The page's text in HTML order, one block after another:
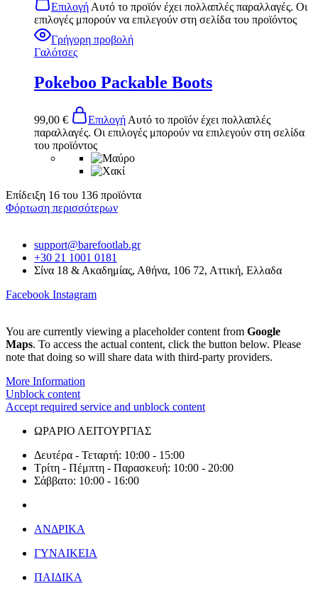
ΕπιλογήΑυτό το προϊόν έχει πολλαπλές παραλλαγές. Οι
επιλογές μπορούν να επιλεγούν στη σελίδα του προϊόντος
Γρήγορη προβολή
Γαλότσες
Pokeboo Packable Boots
99,00 € Επιλογή Αυτό το προϊόν έχει πολλαπλές
παραλλαγές. Οι επιλογές μπορούν να επιλεγούν στη σελίδα
του προϊόντος
Επίδειξη 16 του 136 προϊόντα
Φόρτωση περισσότερων
support@barefootlab.gr
+30 21 1001 0181
Σίνα 18 & Ακαδημίας, Αθήνα, 106 72, Αττική, Ελλαδα
Facebook Instagram
You are currently viewing a placeholder content from Google
Maps. To access the actual content, click the button below. Please
note that doing so will share data with third-party providers.
More Information
Unblock content
Accept required service and unblock content
ΩΡΑΡΙΟ ΛΕΙΤΟΥΡΓΙΑΣ
Δευτέρα - Τεταρτή: 10:00 - 15:00
Τρίτη - Πέμπτη - Παρασκευή: 10:00 - 20:00
Σάββατο: 10:00 - 16:00
ΑΝΔΡΙΚΑ
ΓΥΝΑΙΚΕΙΑ
ΠΑΙΔΙΚΑ